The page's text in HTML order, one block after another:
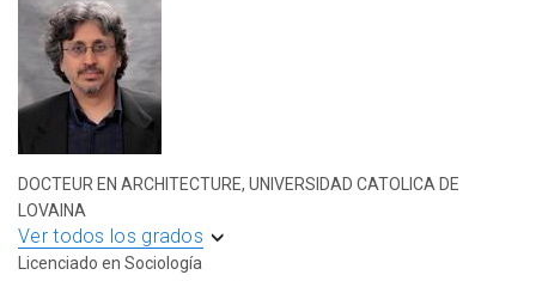
DOCTEUR EN ARCHITECTURE, UNIVERSIDAD CATOLICA DE
LOVAINA
Ver todos los grados
Licenciado en Sociología